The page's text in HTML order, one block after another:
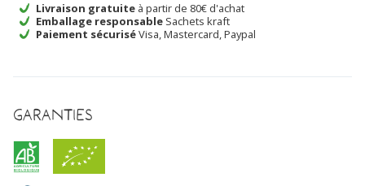
Livraison gratuite à partir de 80€ d'achat
Emballage responsable Sachets kraft
Paiement sécuriséVisa, Mastercard, Paypal
Garanties